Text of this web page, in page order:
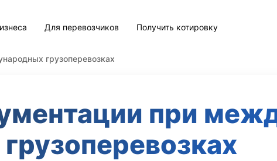
Для перевозчиков Получить котировку
грузоперевозках
при
грузоперевозках